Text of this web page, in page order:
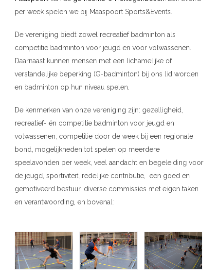
per week spelen we bij Maaspoort Sports&Events.
De vereniging biedt zowel recreatief badminton als
competitie badminton voor jeugd en voor volwassenen.
Daarnaast kunnen mensen met een lichamelijke of
verstandelijke beperking (G-badminton) bij ons lid worden
en badminton op hun niveau spelen.
De kenmerken van onze vereniging zijn: gezelligheid,
recreatief- én competitie badminton voor jeugd en
volwassenen, competitie door de week bij een regionale
bond, mogelijkheden tot spelen op meerdere
speelavonden per week, veel aandacht en begeleiding voor
de jeugd, sportiviteit, redelijke contributie, een goed en
gemotiveerd bestuur, diverse commissies met eigen taken
en verantwoording, en bovenal: